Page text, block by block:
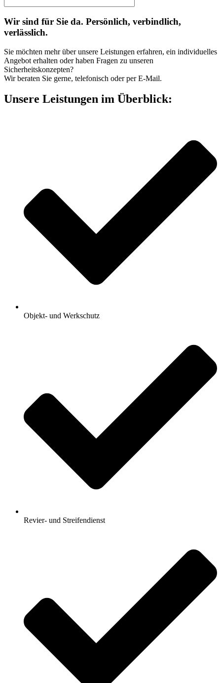
Wir sind für Sie da. Persönlich, verbindlich,
verlässlich.
Sie möchten mehr über unsere Leistungen erfahren, ein individuelles
Angebot erhalten oder haben Fragen zu unseren
Sicherheitskonzepten?
Wir beraten Sie gerne, telefonisch oder per E-Mail.
Unsere Leistungen im Überblick:
Objekt- und Werkschutz
Revier- und Streifendienst